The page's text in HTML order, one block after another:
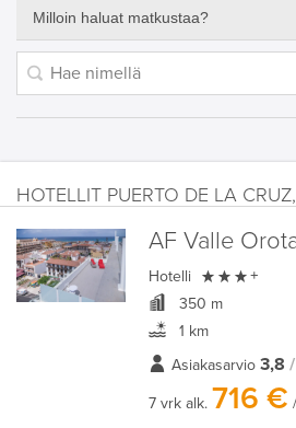
Milloin haluat matkustaa?
HOTELLIT PUERTO DE LA
AF Valle
Hotelli  +
350 m
1 km
Asiakasarvio 3,8
7 vrk alk. 716 €